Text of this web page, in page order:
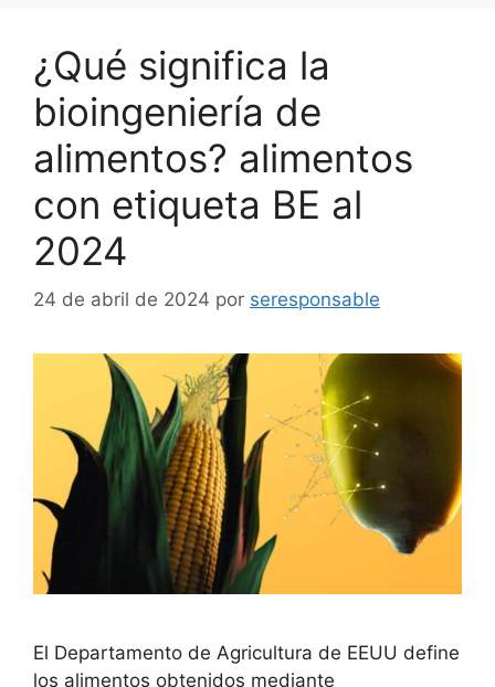
¿Qué significa la
bioingeniería de
alimentos? alimentos
con etiqueta BE al
2024
24 de abril de 2024 por seresponsable
El Departamento de Agricultura de EEUU define
los alimentos obtenidos mediante